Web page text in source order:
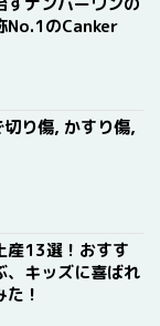
No.1のCanker
り傷, かすり傷,
産13選！おすす
、キッズに喜ばれ
！